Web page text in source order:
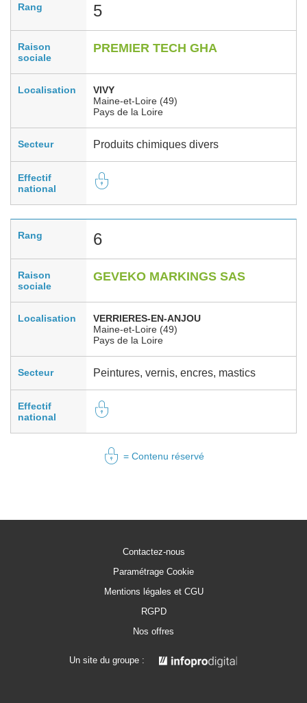
Rang 5
Raison
sociale
PREMIER TECH GHA
Localisation
VIVY
Maine-et-Loire (49)
Pays de la Loire
Secteur Produits chimiques divers
Effectif
national
Rang 6
Raison
sociale
GEVEKO MARKINGS SAS
Localisation
VERRIERES-EN-ANJOU
Maine-et-Loire (49)
Pays de la Loire
Secteur Peintures, vernis, encres, mastics
Effectif
national
= Contenu réservé
Contactez-nous
Paramétrage Cookie
Mentions légales et CGU
RGPD
Nos offres
Un site du groupe :